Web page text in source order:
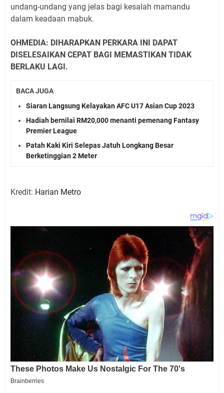
undang-undang yang jelas bagi kesalah mamandu
dalam keadaan mabuk.
OHMEDIA: DIHARAPKAN PERKARA INI DAPAT
DISELESAIKAN CEPAT BAGI MEMASTIKAN TIDAK
BERLAKU LAGI.
BACA JUGA
Siaran Langsung Kelayakan AFC U17 Asian Cup 2023
Hadiah bernilai RM20,000 menanti pemenang Fantasy
Premier League
Patah Kaki Kiri Selepas Jatuh Longkang Besar
Berketinggian 2 Meter
Kredit: Harian Metro